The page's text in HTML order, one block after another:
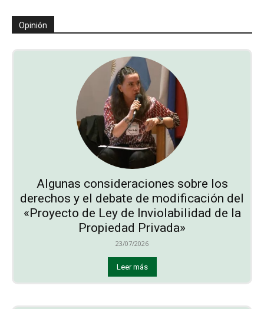
Opinión
Algunas consideraciones sobre los
derechos y el debate de modificación del
«Proyecto de Ley de Inviolabilidad de la
Propiedad Privada»
23/07/2026
Leer más